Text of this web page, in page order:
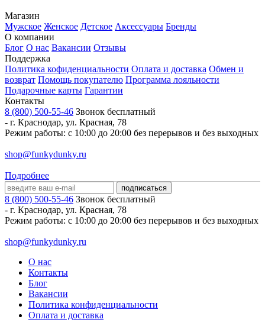
Магазин
Мужское Женское Детское Аксессуары Бренды
О компании
Блог О нас Вакансии Отзывы
Поддержка
Политика кофиденциальности Оплата и доставка Обмен и
возврат Помощь покупателю Программа лояльности
Подарочные карты Гарантии
Контакты
8 (800) 500-55-46 Звонок бесплатный
- г. Краснодар, ул. Красная, 78
Режим работы: с 10:00 до 20:00 без перерывов и без выходных
shop@funkydunky.ru
Подробнее
8 (800) 500-55-46 Звонок бесплатный
- г. Краснодар, ул. Красная, 78
Режим работы: с 10:00 до 20:00 без перерывов и без выходных
shop@funkydunky.ru
О нас
Контакты
Блог
Вакансии
Политика конфиденциальности
Оплата и доставка